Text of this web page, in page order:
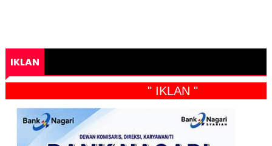
IKLAN
" IKLAN "